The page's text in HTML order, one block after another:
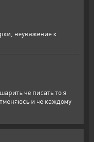
неуважение к
че писать то я
и че каждому